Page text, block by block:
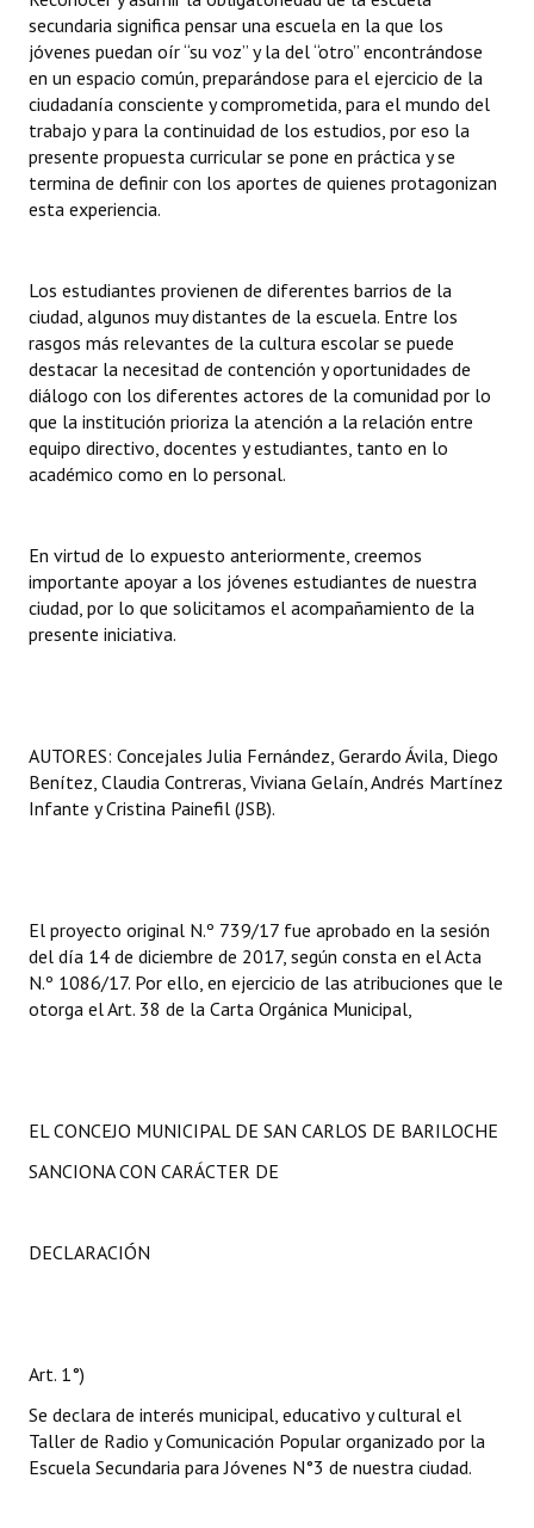
secundaria significa pensar una escuela en la que los
jóvenes puedan oír “su voz” y la del “otro” encontrándose
en un espacio común, preparándose para el ejercicio de la
ciudadanía consciente y comprometida, para el mundo del
trabajo y para la continuidad de los estudios, por eso la
presente propuesta curricular se pone en práctica y se
termina de definir con los aportes de quienes protagonizan
esta experiencia.
Los estudiantes provienen de diferentes barrios de la
ciudad, algunos muy distantes de la escuela. Entre los
rasgos más relevantes de la cultura escolar se puede
destacar la necesitad de contención y oportunidades de
diálogo con los diferentes actores de la comunidad por lo
que la institución prioriza la atención a la relación entre
equipo directivo, docentes y estudiantes, tanto en lo
académico como en lo personal.
En virtud de lo expuesto anteriormente, creemos
importante apoyar a los jóvenes estudiantes de nuestra
ciudad, por lo que solicitamos el acompañamiento de la
presente iniciativa.
AUTORES: Concejales Julia Fernández, Gerardo Ávila, Diego
Benítez, Claudia Contreras, Viviana Gelaín, Andrés Martínez
Infante y Cristina Painefil (JSB).
El proyecto original N.º 739/17 fue aprobado en la sesión
del día 14 de diciembre de 2017, según consta en el Acta
N.º 1086/17. Por ello, en ejercicio de las atribuciones que le
otorga el Art. 38 de la Carta Orgánica Municipal,
EL CONCEJO MUNICIPAL DE SAN CARLOS DE BARILOCHE
SANCIONA CON CARÁCTER DE
DECLARACIÓN
Art. 1°)
Se declara de interés municipal, educativo y cultural el
Taller de Radio y Comunicación Popular organizado por la
Escuela Secundaria para Jóvenes N°3 de nuestra ciudad.